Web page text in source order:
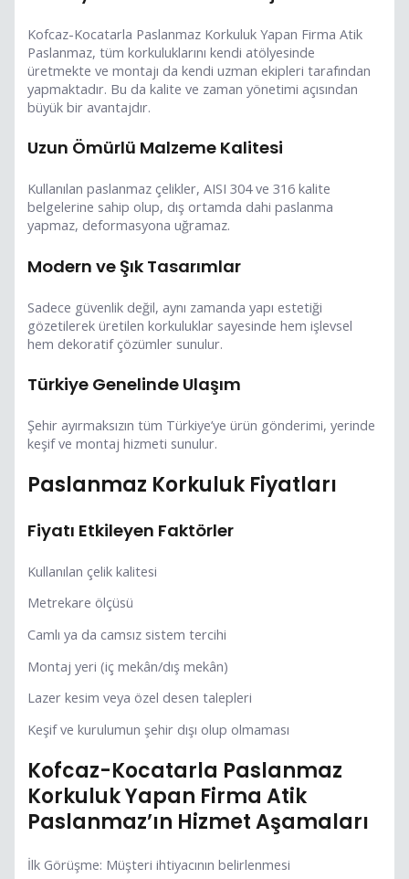
Kofcaz-Kocatarla Paslanmaz Korkuluk Yapan Firma Atik
Paslanmaz, tüm korkuluklarını kendi atölyesinde
üretmekte ve montajı da kendi uzman ekipleri tarafından
yapmaktadır. Bu da kalite ve zaman yönetimi açısından
büyük bir avantajdır.
Uzun Ömürlü Malzeme Kalitesi
Kullanılan paslanmaz çelikler, AISI 304 ve 316 kalite
belgelerine sahip olup, dış ortamda dahi paslanma
yapmaz, deformasyona uğramaz.
Modern ve Şık Tasarımlar
Sadece güvenlik değil, aynı zamanda yapı estetiği
gözetilerek üretilen korkuluklar sayesinde hem işlevsel
hem dekoratif çözümler sunulur.
Türkiye Genelinde Ulaşım
Şehir ayırmaksızın tüm Türkiye’ye ürün gönderimi, yerinde
keşif ve montaj hizmeti sunulur.
Paslanmaz Korkuluk Fiyatları
Fiyatı Etkileyen Faktörler
Kullanılan çelik kalitesi
Metrekare ölçüsü
Camlı ya da camsız sistem tercihi
Montaj yeri (iç mekân/dış mekân)
Lazer kesim veya özel desen talepleri
Keşif ve kurulumun şehir dışı olup olmaması
Kofcaz-Kocatarla Paslanmaz
Korkuluk Yapan Firma Atik
Paslanmaz’ın Hizmet Aşamaları
İlk Görüşme: Müşteri ihtiyacının belirlenmesi